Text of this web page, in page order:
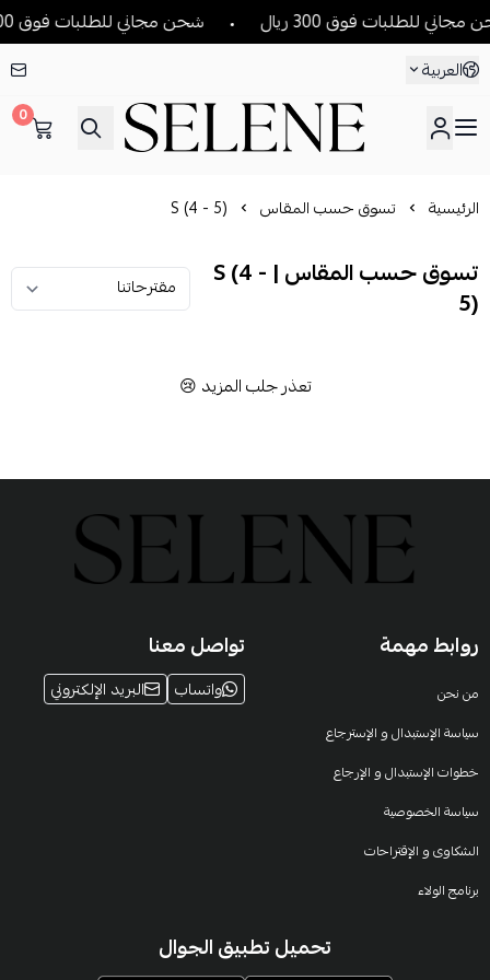
للطلبات فوق 300 ريال شحن مجاني للطلبات فوق 300 ريال
العربية
SELENE
0
الرئيسية تسوق حسب المقاس S (4 - 5)
تسوق حسب المقاس | S (4 -
5)
تعذر جلب المزيد 😢
روابط مهمة
من نحن
سياسة الإستبدال و الإسترجاع
خطوات الإستبدال و الإرجاع
سياسة الخصوصية
الشكاوى و الإقتراحات
برنامج الولاء
تواصل معنا
واتساب البريد الإلكتروني
تحميل تطبيق الجوال